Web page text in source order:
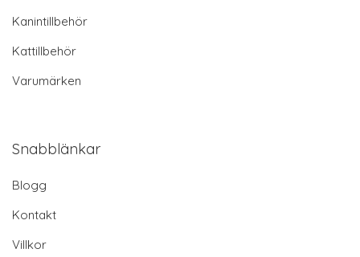
Kanintillbehör
Kattillbehör
Varumärken
Snabblänkar
Blogg
Kontakt
Villkor